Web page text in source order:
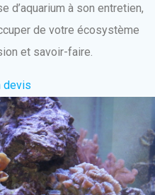
d’aquarium à son entretien,
de votre écosystème
et savoir-faire.
devis